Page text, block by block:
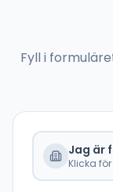
Fyll i
Jag är
Klicka